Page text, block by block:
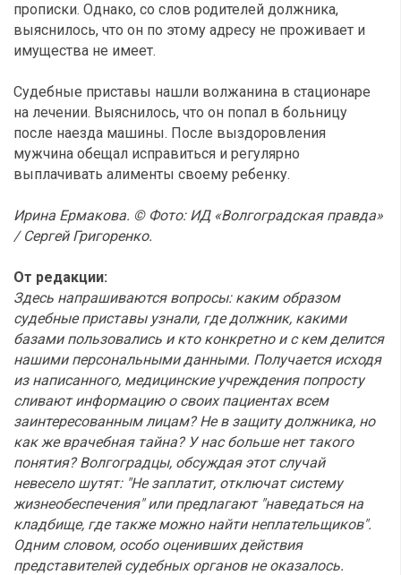
прописки. Однако, со слов родителей должника,
выяснилось, что он по этому адресу не проживает и
имущества не имеет.
Судебные приставы нашли волжанина в стационаре
на лечении. Выяснилось, что он попал в больницу
после наезда машины. После выздоровления
мужчина обещал исправиться и регулярно
выплачивать алименты своему ребенку.
Ирина Ермакова. © Фото: ИД «Волгоградская правда»
/ Сергей Григоренко.
От редакции:
Здесь напрашиваются вопросы: каким образом
судебные приставы узнали, где должник, какими
базами пользовались и кто конкретно и с кем делится
нашими персональными данными. Получается исходя
из написанного, медицинские учреждения попросту
сливают информацию о своих пациентах всем
заинтересованным лицам? Не в защиту должника, но
как же врачебная тайна? У нас больше нет такого
понятия? Волгоградцы, обсуждая этот случай
невесело шутят: "Не заплатит, отключат систему
жизнеобеспечения" или предлагают "наведаться на
кладбище, где также можно найти неплательщиков".
Одним словом, особо оценивших действия
представителей судебных органов не оказалось.